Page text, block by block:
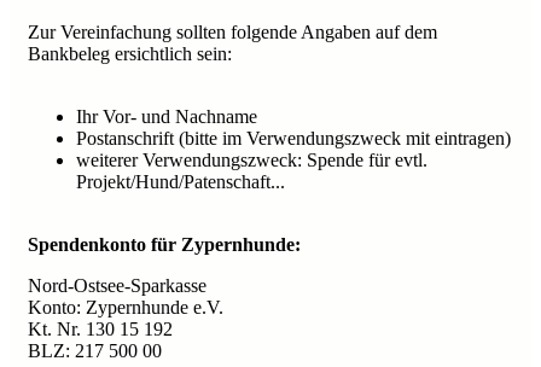
Zur Vereinfachung sollten folgende Angaben auf dem
Bankbeleg ersichtlich sein:
Ihr Vor- und Nachname
Postanschrift (bitte im Verwendungszweck mit eintragen)
weiterer Verwendungszweck: Spende für evtl.
Projekt/Hund/Patenschaft...
Spendenkonto für Zypernhunde:
Nord-Ostsee-Sparkasse
Konto: Zypernhunde e.V.
Kt. Nr. 130 15 192
BLZ: 217 500 00